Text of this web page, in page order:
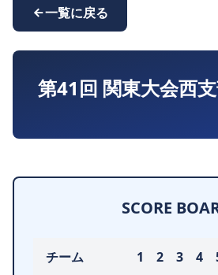
一覧に戻る
第41回 関東大会西
SCORE
チーム 1 2 3 4